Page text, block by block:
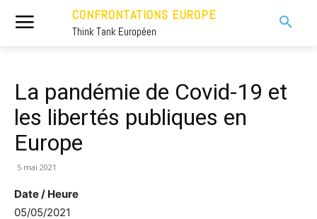
CONFRONTATIONS EUROPE
Think Tank Européen
La pandémie de Covid-19 et
les libertés publiques en
Europe
5 mai 2021
Date / Heure
05/05/2021